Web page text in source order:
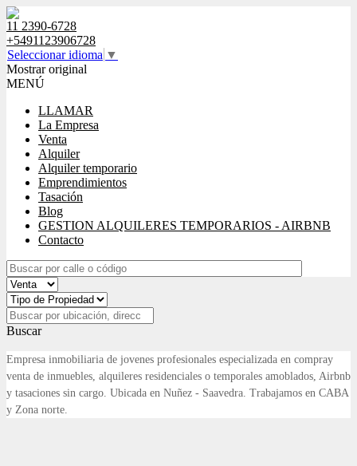
11 2390-6728
+5491123906728
Seleccionar idioma ▼
Mostrar original
MENÚ
LLAMAR
La Empresa
Venta
Alquiler
Alquiler temporario
Emprendimientos
Tasación
Blog
GESTION ALQUILERES TEMPORARIOS - AIRBNB
Contacto
Buscar
Empresa inmobiliaria de jovenes profesionales especializada en compray
venta de inmuebles, alquileres residenciales o temporales amoblados, Airbnb
y tasaciones sin cargo. Ubicada en Nuñez - Saavedra. Trabajamos en CABA
y Zona norte.